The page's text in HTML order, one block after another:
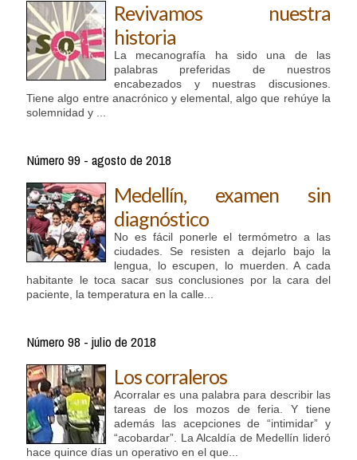
Revivamos nuestra
historia
La mecanografía ha sido una de las
palabras preferidas de nuestros
encabezados y nuestras discusiones.
Tiene algo entre anacrónico y elemental, algo que rehúye la
solemnidad y ...
Número 99 - agosto de 2018
Medellín, examen sin
diagnóstico
No es fácil ponerle el termómetro a las
ciudades. Se resisten a dejarlo bajo la
lengua, lo escupen, lo muerden. A cada
habitante le toca sacar sus conclusiones por la cara del
paciente, la temperatura en la calle...
Número 98 - julio de 2018
Los corraleros
Acorralar es una palabra para describir las
tareas de los mozos de feria. Y tiene
además las acepciones de “intimidar” y
“acobardar”. La Alcaldía de Medellín lideró
hace quince días un operativo en el que...